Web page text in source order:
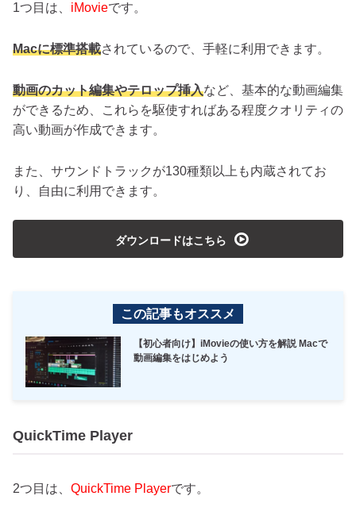
1つ目は、 iMovieです。
Macに標準搭載されているので、手軽に利用できます。
動画のカット編集やテロップ挿入など、基本的な動画編集
ができるため、これらを駆使すればある程度クオリティの
高い動画が作成できます。
また、サウンドトラックが130種類以上も内蔵されてお
り、自由に利用できます。
ダウンロードはこちら playmedia
この記事もオススメ
【初心者向け】iMovieの使い方を解説 Macで
動画編集をはじめよう
QuickTime Player
2つ目は、 QuickTime Playerです。